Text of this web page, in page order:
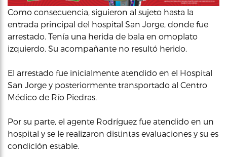
Como consecuencia, siguieron al sujeto hasta la
entrada principal del hospital San Jorge, donde fue
arrestado. Tenía una herida de bala en omoplato
izquierdo. Su acompañante no resultó herido.
El arrestado fue inicialmente atendido en el Hospital
San Jorge y posteriormente transportado al Centro
Médico de Río Piedras.
Por su parte, el agente Rodríguez fue atendido en un
hospital y se le realizaron distintas evaluaciones y su es
condición estable.